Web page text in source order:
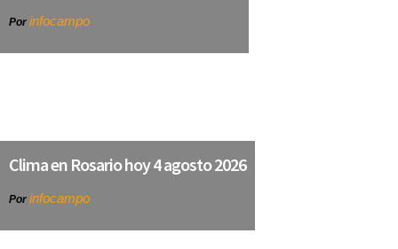
Por infocampo
Clima en Rosario hoy 4 agosto 2026
Por infocampo